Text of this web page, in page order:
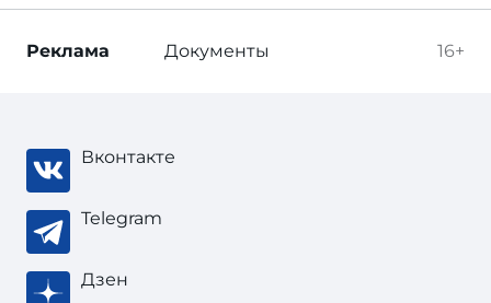
16+
Реклама Документы
Вконтакте
Telegram
Дзен